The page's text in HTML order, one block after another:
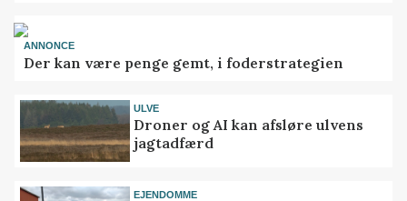
ANNONCE
Der kan være penge gemt, i foderstrategien
ULVE
Droner og AI kan afsløre ulvens
jagtadfærd
EJENDOMME